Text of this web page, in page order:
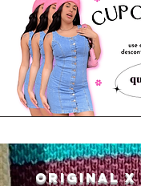
Original x